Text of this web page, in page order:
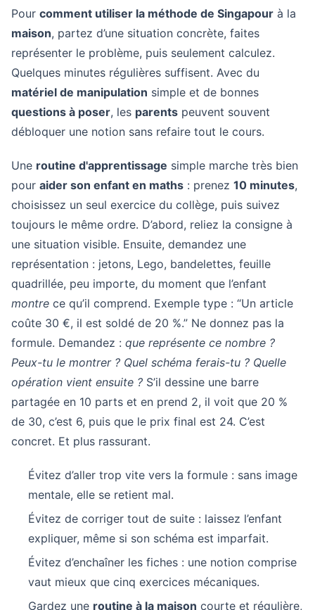
Pour comment utiliser la méthode de Singapour à la
maison, partez d’une situation concrète, faites
représenter le problème, puis seulement calculez.
Quelques minutes régulières suffisent. Avec du
matériel de manipulation simple et de bonnes
questions à poser, les parents peuvent souvent
débloquer une notion sans refaire tout le cours.
Une routine d'apprentissage simple marche très bien
pour aider son enfant en maths : prenez 10 minutes,
choisissez un seul exercice du collège, puis suivez
toujours le même ordre. D’abord, reliez la consigne à
une situation visible. Ensuite, demandez une
représentation : jetons, Lego, bandelettes, feuille
quadrillée, peu importe, du moment que l’enfant
montre ce qu’il comprend. Exemple type : “Un article
coûte 30 €, il est soldé de 20 %.” Ne donnez pas la
formule. Demandez : que représente ce nombre ?
Peux-tu le montrer ? Quel schéma ferais-tu ? Quelle
opération vient ensuite ? S’il dessine une barre
partagée en 10 parts et en prend 2, il voit que 20 %
de 30, c’est 6, puis que le prix final est 24. C’est
concret. Et plus rassurant.
Évitez d’aller trop vite vers la formule : sans image
mentale, elle se retient mal.
Évitez de corriger tout de suite : laissez l’enfant
expliquer, même si son schéma est imparfait.
Évitez d’enchaîner les fiches : une notion comprise
vaut mieux que cinq exercices mécaniques.
Gardez une routine à la maison courte et régulière,